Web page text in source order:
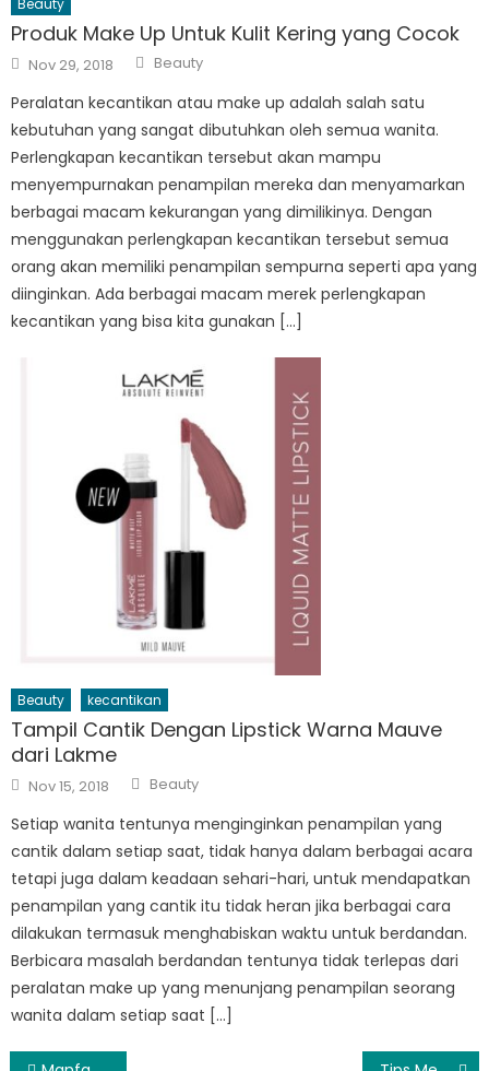
Beauty
Produk Make Up Untuk Kulit Kering yang Cocok
Posted
on
Nov 29, 2018 Author
Beauty
Peralatan kecantikan atau make up adalah salah satu
kebutuhan yang sangat dibutuhkan oleh semua wanita.
Perlengkapan kecantikan tersebut akan mampu
menyempurnakan penampilan mereka dan menyamarkan
berbagai macam kekurangan yang dimilikinya. Dengan
menggunakan perlengkapan kecantikan tersebut semua
orang akan memiliki penampilan sempurna seperti apa yang
diinginkan. Ada berbagai macam merek perlengkapan
kecantikan yang bisa kita gunakan […]
Beauty kecantikan
Tampil Cantik Dengan Lipstick Warna Mauve
dari Lakme
Posted
on
Nov 15, 2018 Author
Beauty
Setiap wanita tentunya menginginkan penampilan yang
cantik dalam setiap saat, tidak hanya dalam berbagai acara
tetapi juga dalam keadaan sehari-hari, untuk mendapatkan
penampilan yang cantik itu tidak heran jika berbagai cara
dilakukan termasuk menghabiskan waktu untuk berdandan.
Berbicara masalah berdandan tentunya tidak terlepas dari
peralatan make up yang menunjang penampilan seorang
wanita dalam setiap saat […]